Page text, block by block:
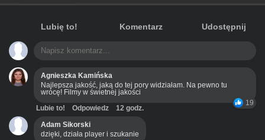
Lubię to! Komentarz Udostępnij
Agnieszka Kamińska
Najlepsza jakość, jaką do tej pory widziałam. Na pewno tu
wrócę! Filmy w świetnej jakości
19
Lubie to! Odpowiedz
12 godz.
Adam Sikorski
dzięki, działa player i szukanie